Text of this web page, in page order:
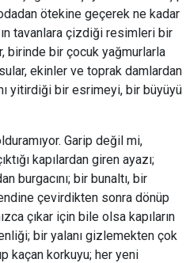
ötekine geçerek ne kadar
tavanlara çizdiği resimleri bir
birinde bir çocuk yağmurlarla
ekinler ve toprak damlardan
yitirdiği bir esrimeyi, bir büyüyü
Garip değil mi,
kapılardan giren ayazı;
burgacını; bir bunaltı, bir
çevirdikten sonra dönüp
çıkar için bile olsa kapıların
bir yalanı gizlemekten çok
kaçan korkuyu; her yeni